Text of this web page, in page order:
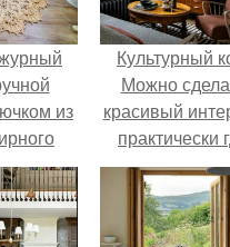
из
Культурный
Можно
красивый
практически
угодно.